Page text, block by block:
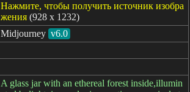
Нажмите, чтобы получить источник изобра
жения (928 x 1232)
Midjourney v6.0
A glass jar with an ethereal forest inside,illumin